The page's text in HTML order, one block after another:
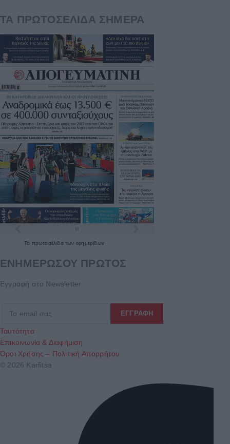
ΤΑ ΠΡΩΤΟΣΕΛΙΔΑ ΣΗΜΕΡΑ
Τα πρωτοσέλιδατων εφημερίδων
ΕΝΗΜΕΡΩΣΟΥ ΠΡΩΤΟΣ
Εγγραφή στο Newsletter
Ταυτότητα
Επικοινωνία & Διαφήμιση
Όροι Χρήσης – Πολιτική Απορρήτου
© 2026 Karfitsa